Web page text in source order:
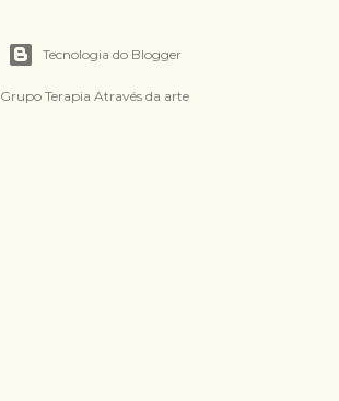
Tecnologia do Blogger
Grupo Terapia Através da arte